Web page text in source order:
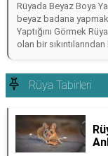
Rüyada Beyaz Boya
beyaz badana
Yaptığını Görmek
olan bir
Rüya Tabirleri